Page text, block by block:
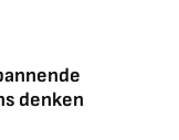
denken